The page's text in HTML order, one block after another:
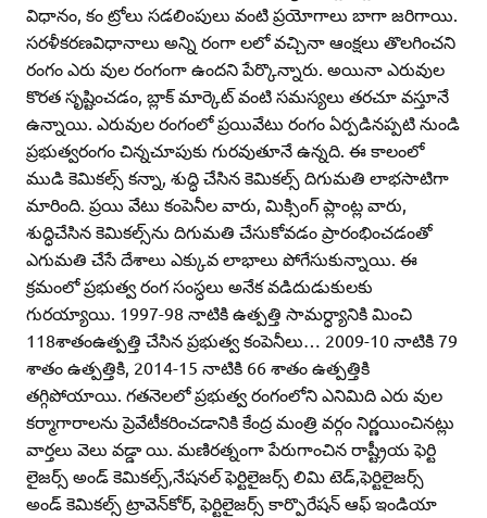
విధానం, కం ట్రోలు సడలింపులు వంటి ప్రయోగాలు బాగా జరిగాయి.
సరళీకరణవిధానాలు అన్ని రంగా లలో వచ్చినా ఆంక్షలు తొలగించని
రంగం ఎరు వుల రంగంగా ఉందని పేర్కొన్నారు. అయినా ఎరువుల
కొరత సృష్టించడం, బ్లాక్‌ మార్కెట్‌ వంటి సమస్యలు తరచూ వస్తూనే
ఉన్నాయి. ఎరువుల రంగంలో ప్రయివేటు రంగం ఏర్పడినప్పటి నుండి
ప్రభుత్వరంగం చిన్నచూపుకు గురవుతూనే ఉన్నది. ఈ కాలంలో
ముడి కెమికల్స్‌ కన్నా, శుద్ధి చేసిన కెమికల్స్‌ దిగుమతి లాభసాటిగా
మారింది. ప్రయి వేటు కంపెనీల వారు, మిక్సింగ్‌ ప్లాంట్ల వారు,
శుద్ధిచేసిన కెమికల్స్‌ను దిగుమతి చేసుకోవడం ప్రారంభించడంతో
ఎగుమతి చేసే దేశాలు ఎక్కువ లాభాలు పోగేసుకున్నాయి. ఈ
క్రమంలో ప్రభుత్వ రంగ సంస్ధలు అనేక వడిదుడుకులకు
గురయ్యాయి. 1997-98 నాటికి ఉత్పత్తి సామర్ధ్యానికి మించి
118శాతంఉత్పత్తి చేసిన ప్రభుత్వ కంపెనీలు… 2009-10 నాటికి 79
శాతం ఉత్పత్తికి, 2014-15 నాటికి 66 శాతం ఉత్పత్తికి
తగ్గిపోయాయి. గతనెలలో ప్రభుత్వ రంగంలోని ఎనిమిది ఎరు వుల
కర్మాగారాలను ప్రెవేటీకరించడానికి కేంద్ర మంత్రి వర్గం నిర్ణయించినట్లు
వార్తలు వెలు వడ్డా యి. మణిరత్నంగా పేరుగాంచిన రాష్ట్రీయ ఫెర్టి
లైజర్స్‌ అండ్‌ కెమికల్స్‌,నేషనల్‌ ఫెర్టిలైజర్స్‌ లిమి టెడ్‌,ఫెర్టిలైజర్స్‌
అండ్‌ కెమికల్స్‌ ట్రావెన్‌కోర్‌, ఫెర్టిలైజర్స్‌ కార్పొరేషన్‌ ఆఫ్‌ ఇండియా